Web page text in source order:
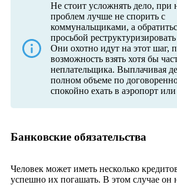
Не стоит усложнять дело, при
проблем лучше не спорить с
коммунальщиками, а
просьбой
Они охотно идут на этот шаг,
возможность взять хотя бы
неплательщика. Выплачивая
полном объеме по
спокойно ехать в аэропорт
Банковские обязательства
Человек может иметь несколько
успешно их погашать. В этом случае он